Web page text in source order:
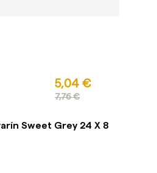
5,04 €
7,76 €
Sweet Grey 24 X 8